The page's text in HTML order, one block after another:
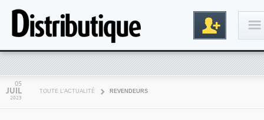
05
JUIL
2023
TOUTE L'ACTUALITÉ REVENDEURS